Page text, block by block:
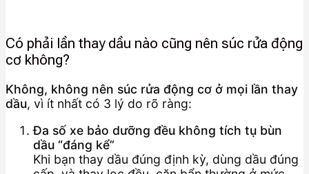
Có phải lần thay dầu nào cũng nên súc rửa động
cơ không?
Không, không nên súc rửa động cơ ở mọi lần thay
dầu, vì ít nhất có 3 lý do rõ ràng:
Đa số xe bảo dưỡng đều không tích tụ bùn
dầu “đáng kể”
Khi bạn thay dầu đúng định kỳ, dùng dầu đúng